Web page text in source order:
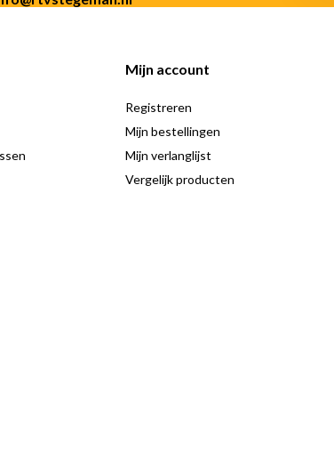
Mijn account
Registreren
Mijn bestellingen
Mijn verlanglijst
Vergelijk producten